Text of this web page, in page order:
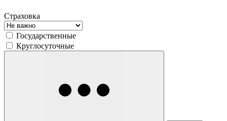
Страховка
Государственные
Круглосуточные